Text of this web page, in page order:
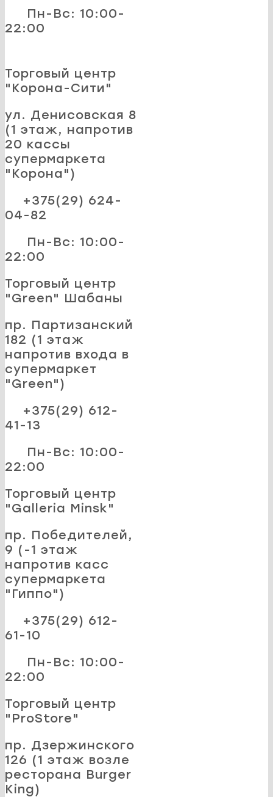
Пн-Вс: 10:00-
22:00
Торговый центр
"Корона-Сити"
ул. Денисовская 8
(1 этаж, напротив
20 кассы
супермаркета
"Корона")
+375(29) 624-
04-82
Пн-Вс: 10:00-
22:00
Торговый центр
"Green" Шабаны
пр. Партизанский
182 (1 этаж
напротив входа в
супермаркет
"Green")
+375(29) 612-
41-13
Пн-Вс: 10:00-
22:00
Торговый центр
"Galleria Minsk"
пр. Победителей,
9 (-1 этаж
напротив касс
супермаркета
"Гиппо")
+375(29) 612-
61-10
Пн-Вс: 10:00-
22:00
Торговый центр
"ProStore"
пр. Дзержинского
126 (1 этаж возле
ресторана Burger
King)